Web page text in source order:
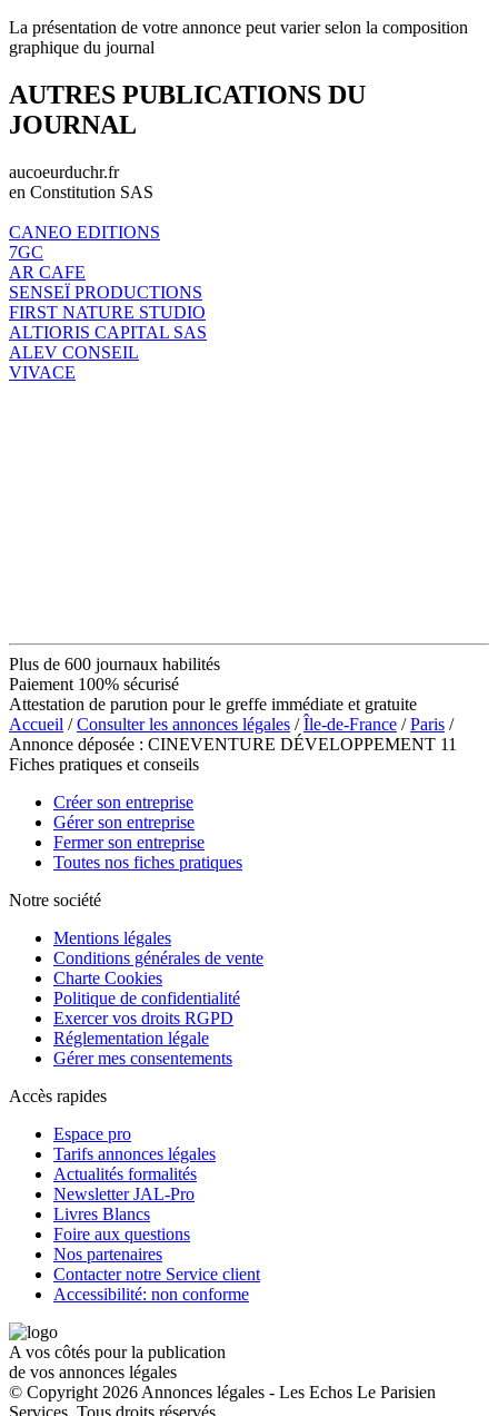
La présentation de votre annonce peut varier selon la composition
graphique du journal
AUTRES PUBLICATIONS DU
JOURNAL
aucoeurduchr.fr
en Constitution SAS
CANEO EDITIONS
7GC
AR CAFE
SENSEÏ PRODUCTIONS
FIRST NATURE STUDIO
ALTIORIS CAPITAL SAS
ALEV CONSEIL
VIVACE
Plus de 600 journaux habilités
Paiement 100% sécurisé
Attestation de parution pour le greffe immédiate et gratuite
Accueil /Consulter les annonces légales /Île-de-France /Paris /
Annonce déposée : CINEVENTURE DÉVELOPPEMENT 11
Fiches pratiques et conseils
Créer son entreprise
Gérer son entreprise
Fermer son entreprise
Toutes nos fiches pratiques
Notre société
Mentions légales
Conditions générales de vente
Charte Cookies
Politique de confidentialité
Exercer vos droits RGPD
Réglementation légale
Gérer mes consentements
Accès rapides
Espace pro
Tarifs annonces légales
Actualités formalités
Newsletter JAL-Pro
Livres Blancs
Foire aux questions
Nos partenaires
Contacter notre Service client
Accessibilité: non conforme
A vos côtés pour la publication
de vos annonces légales
© Copyright 2026 Annonces légales - Les Echos Le Parisien
Services. Tous droits réservés.